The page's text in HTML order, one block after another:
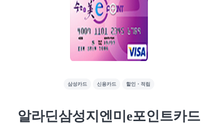
삼성카드 신용카드 할인・적립
알라딘삼성지엔미e포인트카드